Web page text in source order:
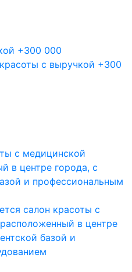
с выручкой +300
салон красоты с
в центре
базой и